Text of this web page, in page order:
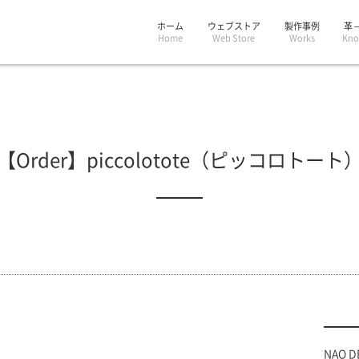
ホーム
Home
ウェブストア
Web Store
製作事例
Works
革
Order】piccolotote（ピッコロトート
NAO